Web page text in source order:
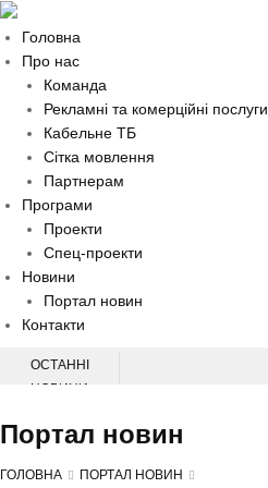
Головна
Про нас
Команда
Рекламні та комерційні послуги
Кабельне ТБ
Сітка мовлення
Партнерам
Програми
Проекти
Спец-проекти
Новини
Портал новин
Контакти
ОСТАННІ
НОВИНИ
ДОПОМОГИ
Портал новин
ГОЛОВНА
ПОРТАЛ НОВИН